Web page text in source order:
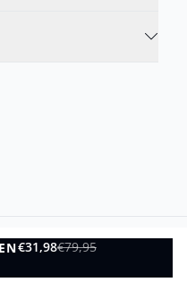
€31,98€79,95
LEGEN